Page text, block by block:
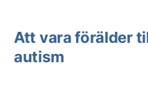
Att vara förälder
autism